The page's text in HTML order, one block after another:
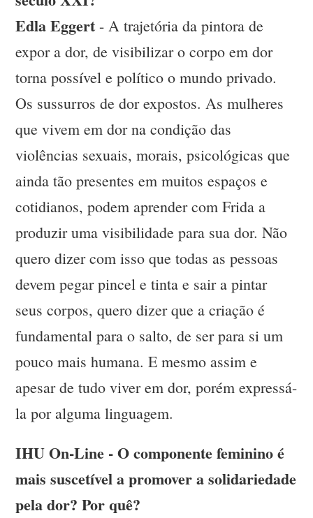
Edla Eggert - A trajetória da pintora de
expor a dor, de visibilizar o corpo em dor
torna possível e político o mundo privado.
Os sussurros de dor expostos. As mulheres
que vivem em dor na condição das
violências sexuais, morais, psicológicas que
ainda tão presentes em muitos espaços e
cotidianos, podem aprender com Frida a
produzir uma visibilidade para sua dor. Não
quero dizer com isso que todas as pessoas
devem pegar pincel e tinta e sair a pintar
seus corpos, quero dizer que a criação é
fundamental para o salto, de ser para si um
pouco mais humana. E mesmo assim e
apesar de tudo viver em dor, porém expressá-
la por alguma linguagem.
IHU On-Line - O componente feminino é
mais suscetível a promover a solidariedade
pela dor? Por quê?